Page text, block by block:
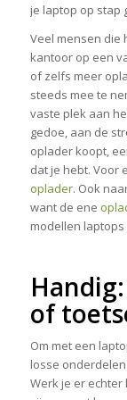
je laptop op stap
Veel mensen die
kantoor op een
of zelfs meer
steeds mee te
vaste plek aan
gedoe, aan de
oplader koopt,
dat je hebt. Voor
oplader. Ook
want de ene
modellen
of
Om met een
losse
Werk je er